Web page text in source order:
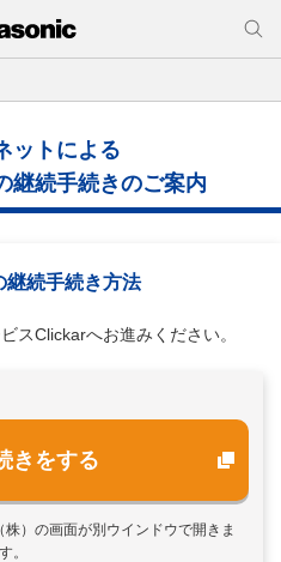
ットによる
継続手続きのご案内
継続手続き方法
スClickarへお進みください。
きをする
）の画面が別ウインドウで開きま
す。